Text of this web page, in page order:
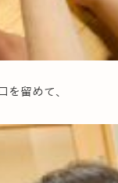
を留めて、